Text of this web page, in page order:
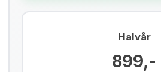
Halvår
899,-